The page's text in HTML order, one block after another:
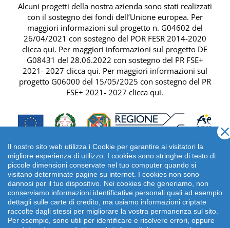
Il nostro sito web utilizza i Cookie per garantire ai visitatori la
migliore esperienza di utilizzo. I cookies sono stringhe di testo di
piccole dimensioni conservate nel tuo computer quando si
visitano determinate pagine su internet. I cookies non sono
dannosi per il tuo dispositivo. Nei cookies che generiamo, non
conserviamo informazioni identificative personali quali ad esempio
dettagli sulle carte di credito, ma usiamo informazioni criptate
raccolte dagli stessi per migliorare la vostra permanenza sul sito.
Per esempio, sono utili per identificare e risolvere errori, oppure
Alcuni progetti della nostra azienda sono stati realizzati
con il sostegno dei fondi dell’Unione europea. Per
maggiori informazioni sul progetto n. G04602 del
26/04/2021 con sostegno del POR FESR 2014-2020
clicca qui. Per maggiori informazioni sul progetto DE
G08431 del 28.06.2022 con sostegno del PR FSE+
2021- 2027 clicca qui. Per maggiori informazioni sul
progetto G06000 del 15/05/2025 con sostegno del PR
FSE+ 2021- 2027 clicca qui.